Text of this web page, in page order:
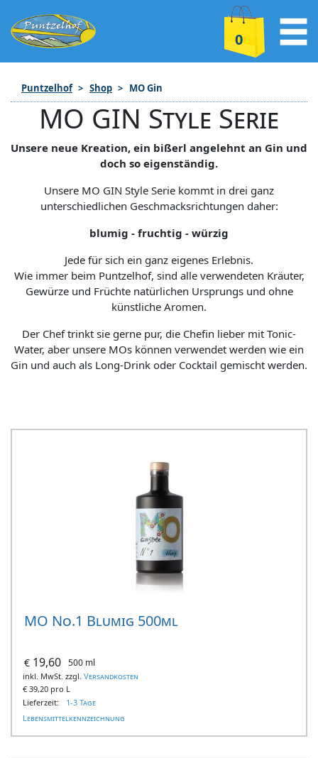
0
Puntzelhof Shop MO Gin
MO GIN Style Serie
Unsere neue Kreation, ein bißerl angelehnt an Gin und
doch so eigenständig.
Unsere MO GIN Style Serie kommt in drei ganz
unterschiedlichen Geschmacksrichtungen daher:
blumig - fruchtig - würzig
Jede für sich ein ganz eigenes Erlebnis.
Wie immer beim Puntzelhof, sind alle verwendeten Kräuter,
Gewürze und Früchte natürlichen Ursprungs und ohne
künstliche Aromen.
Der Chef trinkt sie gerne pur, die Chefin lieber mit Tonic-
Water, aber unsere MOs können verwendet werden wie ein
Gin und auch als Long-Drink oder Cocktail gemischt werden.
MO No.1 Blumig 500ml
€ 19,60 500 ml
inkl. MwSt. zzgl. Versandkosten
€ 39,20 pro L
Lieferzeit:
1-3 Tage
Lebensmittelkennzeichnung